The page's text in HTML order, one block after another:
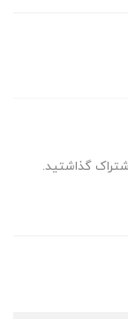
گذاشتید.